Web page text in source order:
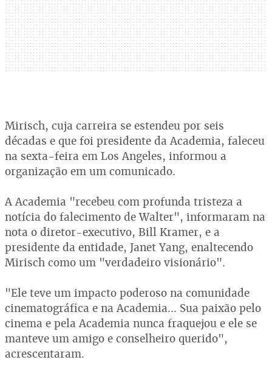
Mirisch, cuja carreira se estendeu por seis
décadas e que foi presidente da Academia, faleceu
na sexta-feira em Los Angeles, informou a
organização em um comunicado.
A Academia "recebeu com profunda tristeza a
notícia do falecimento de Walter", informaram na
nota o diretor-executivo, Bill Kramer, e a
presidente da entidade, Janet Yang, enaltecendo
Mirisch como um "verdadeiro visionário".
"Ele teve um impacto poderoso na comunidade
cinematográfica e na Academia... Sua paixão pelo
cinema e pela Academia nunca fraquejou e ele se
manteve um amigo e conselheiro querido",
acrescentaram.